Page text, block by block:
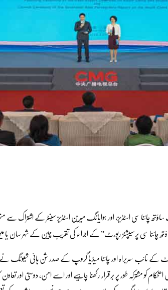
چائنا سی اسٹڈیز، اور ہوایانگ میرین اسٹڈیز سینٹر کے اشتراک
چائنا سی پرسیپشنز رپورٹ” کے اجراء کی تقریب چین کے شہر سان یا
کے نائب سربراہ اور چائنا میڈیا گروپ کے صدر شن ہائی شیونگ
کو مشترکہ طور پر برقرار رکھنا چاہیے اور اسے امن، دوستی اور